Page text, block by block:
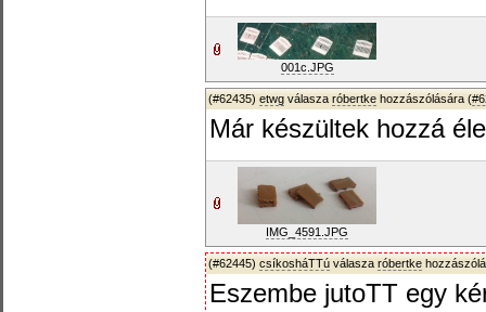
001c.JPG
(#62435) etwg válasza róbertke hozzászólására (
Már készültek hozzá
IMG_4591.JPG
(#62445) csíkosháTTú válasza róbertke
Eszembe jutoTT egy